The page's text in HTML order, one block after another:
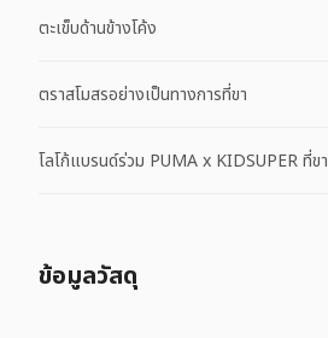
ตะเข็บด้านข้างโค้ง
ตราสโมสรอย่างเป็นทางการที่ขา
โลโก้แบรนด์ร่วม PUMA x KIDSUPER ที่ขา
ข้อมูลวัสดุ